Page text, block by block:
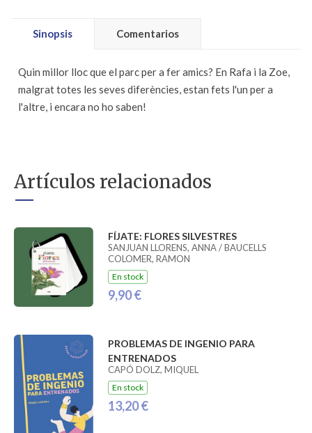
Sinopsis Comentarios
Quin millor lloc que el parc per a fer amics? En Rafa i la Zoe,
malgrat totes les seves diferències, estan fets l'un per a
l'altre, i encara no ho saben!
Artículos relacionados
FÍJATE: FLORES SILVESTRES
SANJUAN LLORENS, ANNA / BAUCELLS
COLOMER, RAMON
En stock
9,90 €
PROBLEMAS DE INGENIO PARA
ENTRENADOS
CAPÓ DOLZ, MIQUEL
En stock
13,20 €